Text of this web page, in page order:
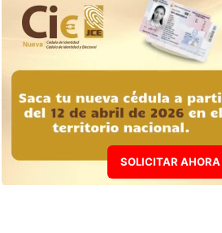
SOLICITAR AHORA